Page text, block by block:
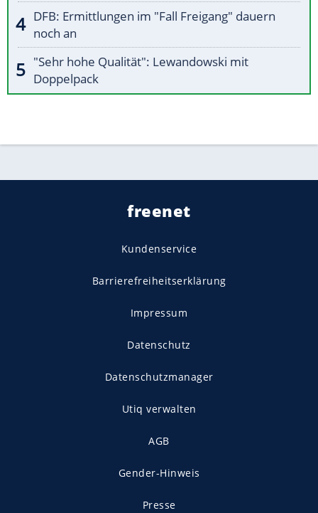
DFB: Ermittlungen im "Fall Freigang" dauern
noch an
"Sehr hohe Qualität": Lewandowski mit
Doppelpack
freenet
Kundenservice
Barrierefreiheitserklärung
Impressum
Datenschutz
Datenschutzmanager
Utiq verwalten
AGB
Gender-Hinweis
Presse